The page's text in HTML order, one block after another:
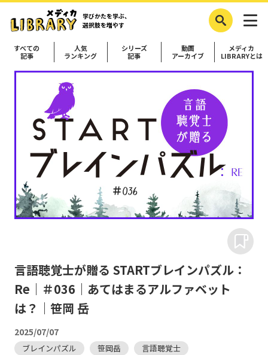
学びかたを学ぶ、
選択肢を増やす
すべての
記事
人気
ランキング
シリーズ
記事
動画
アーカイブ
メディカ
LIBRARYとは
言語聴覚士が贈る STARTブレインパズル：
Re｜＃036｜あてはまるアルファベット
は？｜笹岡 岳
2025/07/07
ブレインパズル 笹岡岳 言語聴覚士